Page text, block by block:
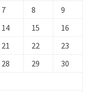
7 8
9
14 15
16
21 22
23
28 29
30